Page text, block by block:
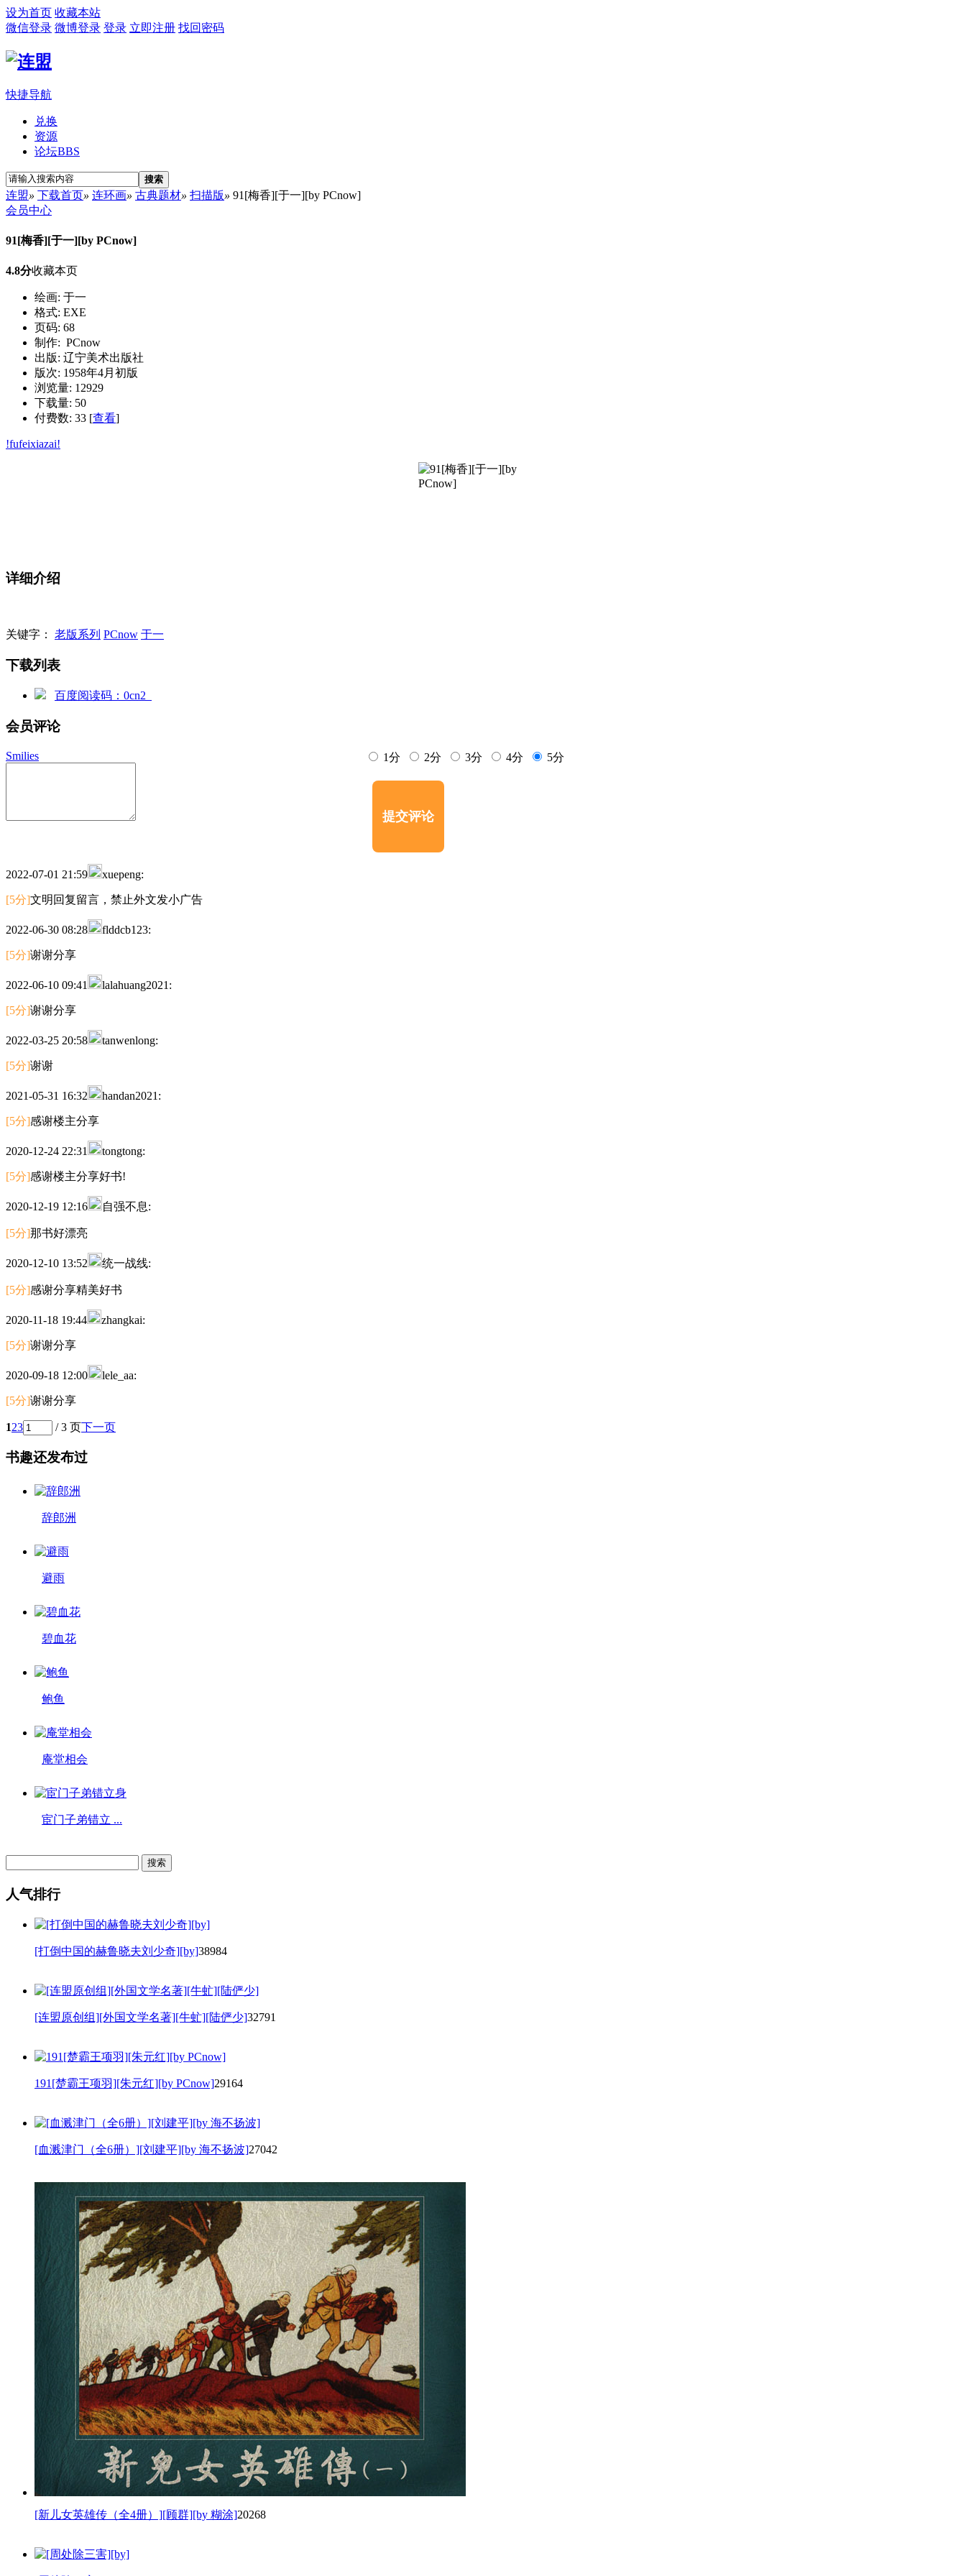
设为首页 收藏本站
微信登录 微博登录 登录 立即注册 找回密码
快捷导航
兑换
资源
论坛BBS
搜索
连盟» 下载首页» 连环画» 古典题材» 扫描版» 91[梅香][于一][by PCnow]
会员中心
91[梅香][于一][by PCnow]
4.8分收藏本页
绘画: 于一
格式: EXE
页码: 68
制作: PCnow
出版: 辽宁美术出版社
版次: 1958年4月初版
浏览量: 12929
下载量: 50
付费数: 33 [查看]
!fufeixiazai!
详细介绍
关键字： 老版系列 PCnow 于一
下载列表
百度阅读码：0cn2
会员评论
1分 2分 3分 4分 5分
Smilies
提交评论
2022-07-01 21:59 xuepeng:
[5分]文明回复留言，禁止外文发小广告
2022-06-30 08:28 flddcb123:
[5分]谢谢分享
2022-06-10 09:41 lalahuang2021:
[5分]谢谢分享
2022-03-25 20:58 tanwenlong:
[5分]谢谢
2021-05-31 16:32 handan2021:
[5分]感谢楼主分享
2020-12-24 22:31 tongtong:
[5分]感谢楼主分享好书!
2020-12-19 12:16 自强不息:
[5分]那书好漂亮
2020-12-10 13:52 统一战线:
[5分]感谢分享精美好书
2020-11-18 19:44 zhangkai:
[5分]谢谢分享
2020-09-18 12:00 lele_aa:
[5分]谢谢分享
123 / 3 页下一页
书趣还发布过
辞郎洲
避雨
碧血花
鲍鱼
庵堂相会
宦门子弟错立 ...
人气排行
[打倒中国的赫鲁晓夫刘少奇][by]38984
[连盟原创组][外国文学名著][牛虻][陆俨少]32791
191[楚霸王项羽][朱元红][by PCnow]29164
[血溅津门（全6册）][刘建平][by 海不扬波]27042
[新儿女英雄传（全4册）][顾群][by 糊涂]20268